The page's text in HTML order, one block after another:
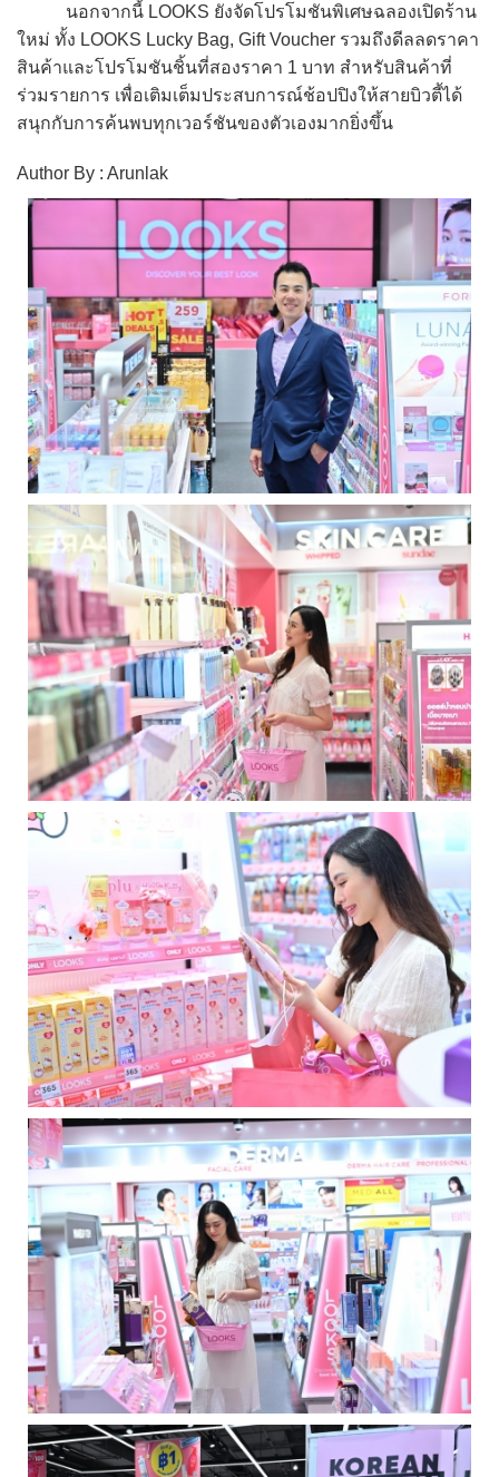
นอกจากนี้ LOOKS ยังจัดโปรโมชันพิเศษฉลองเปิดร้าน
ใหม่ ทั้ง LOOKS Lucky Bag, Gift Voucher รวมถึงดีลลดราคา
สินค้าและโปรโมชันชิ้นที่สองราคา 1 บาท สำหรับสินค้าที่
ร่วมรายการ เพื่อเติมเต็มประสบการณ์ช้อปปิงให้สายบิวตี้ได้
สนุกกับการค้นพบทุกเวอร์ชันของตัวเองมากยิ่งขึ้น
Author By : Arunlak